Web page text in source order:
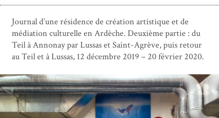
Journal d’une résidence de création artistique et de
médiation culturelle en Ardèche. Deuxième partie : du
Teil à Annonay par Lussas et Saint-Agrève, puis retour
au Teil et à Lussas, 12 décembre 2019 – 20 février 2020.